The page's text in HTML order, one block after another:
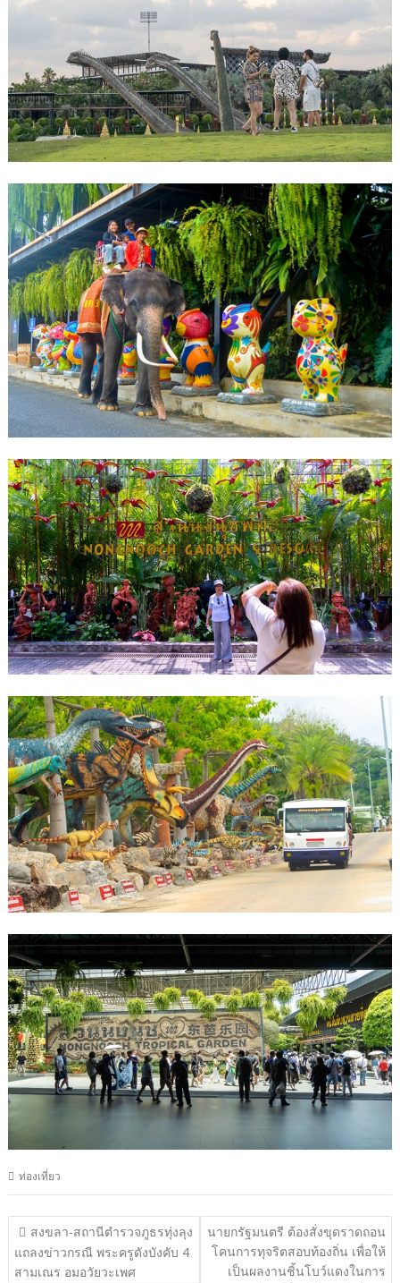
ท่องเที่ยว
แนะแนว
เรื่อง
สงขลา-สถานีตำรวจภูธรทุ่งลุง
แถลงข่าวกรณี พระครูดังบังคับ 4
สามเณร อมอวัยวะเพศ
นายกรัฐมนตรี ต้องสั่งขุดราดถอน
โคนการทุจริตสอบท้องถิ่น เพื่อให้
เป็นผลงานชิ้นโบว์แดงในการ